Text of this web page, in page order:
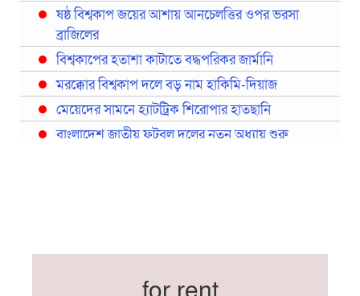
ষষ্ঠ বিশ্বকাপ জয়ের আশায় আনচেলত্তির ওপর ভরসা
ব্রাজিলের
বিশ্বকাপের হতাশা কাটাতে বদ্ধপরিকর জার্মানি
মরক্কোর বিশ্বকাপ দলে বড় নাম হাকিমি-দিয়াজ
মেয়েদের সামনে হ্যাটট্রিক শিরোপার হাতছানি
বাংলাদেশ জাতীয় ফুটবল দলের নতুন অধ্যায় শুরু
সরিয়ে নিয়েছে ইরান